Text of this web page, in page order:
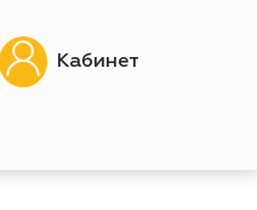
Кабинет